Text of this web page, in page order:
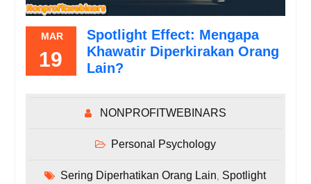
MAR
19
Spotlight Effect: Mengapa
Khawatir Diperkirakan Orang
Lain?
NONPROFITWEBINARS
Personal Psychology
Sering Diperhatikan Orang Lain Spotlight